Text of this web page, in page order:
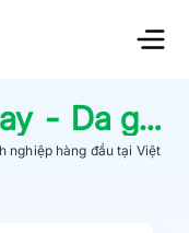
- Da giày
nghiệp hàng đầu tại Việt